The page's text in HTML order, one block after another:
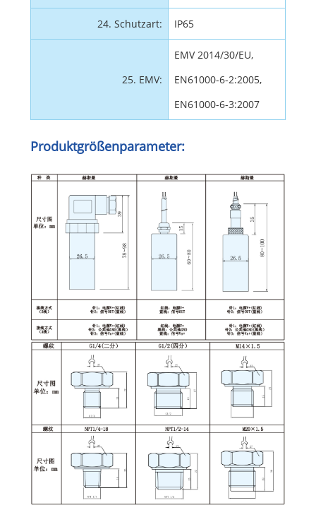
24. Schutzart: IP65
25. EMV:
EMV 2014/30/EU,
EN61000-6-2:2005,
EN61000-6-3:2007
Produktgrößenparameter: